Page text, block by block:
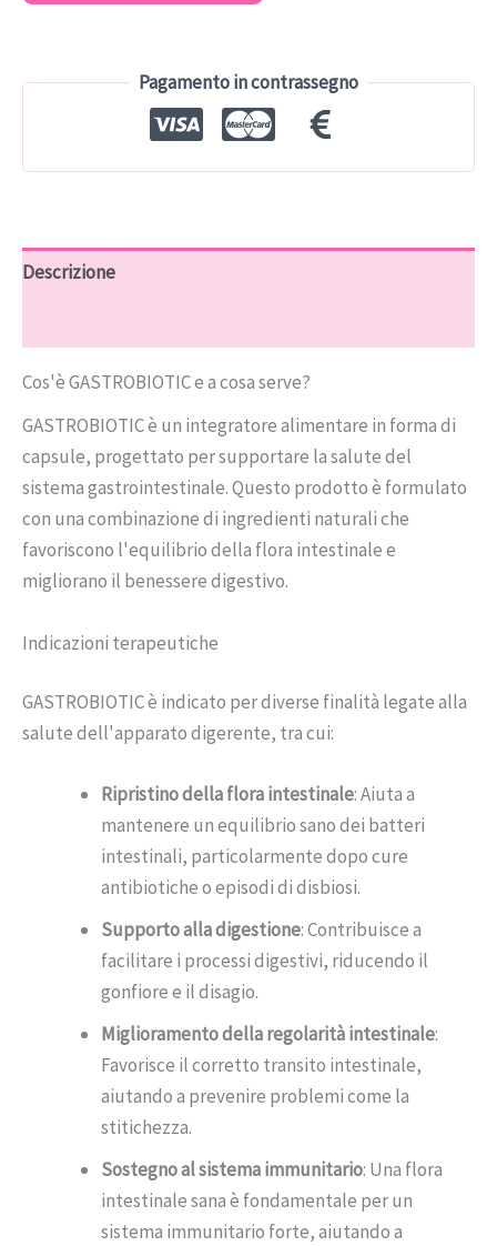
€78.00.
€39.00.
Pagamento in contrassegno
Descrizione
Cos'è GASTROBIOTIC e a cosa serve?
GASTROBIOTIC è un integratore alimentare in forma di
capsule, progettato per supportare la salute del
sistema gastrointestinale. Questo prodotto è formulato
con una combinazione di ingredienti naturali che
favoriscono l'equilibrio della flora intestinale e
migliorano il benessere digestivo.
Indicazioni terapeutiche
GASTROBIOTIC è indicato per diverse finalità legate alla
salute dell'apparato digerente, tra cui:
Ripristino della flora intestinale: Aiuta a
mantenere un equilibrio sano dei batteri
intestinali, particolarmente dopo cure
antibiotiche o episodi di disbiosi.
Supporto alla digestione: Contribuisce a
facilitare i processi digestivi, riducendo il
gonfiore e il disagio.
Miglioramento della regolarità intestinale:
Favorisce il corretto transito intestinale,
aiutando a prevenire problemi come la
stitichezza.
Sostegno al sistema immunitario: Una flora
intestinale sana è fondamentale per un
sistema immunitario forte, aiutando a